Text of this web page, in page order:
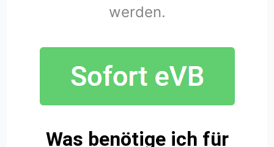
werden.
Was benötige ich für